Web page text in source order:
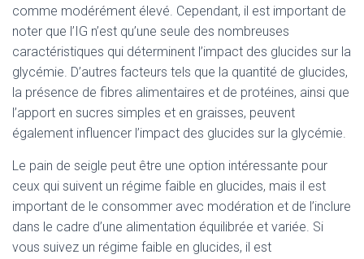
comme modérément élevé. Cependant, il est important de
noter que l’IG n’est qu’une seule des nombreuses
caractéristiques qui déterminent l’impact des glucides sur la
glycémie. D’autres facteurs tels que la quantité de glucides,
la présence de fibres alimentaires et de protéines, ainsi que
l’apport en sucres simples et en graisses, peuvent
également influencer l’impact des glucides sur la glycémie.
Le pain de seigle peut être une option intéressante pour
ceux qui suivent un régime faible en glucides, mais il est
important de le consommer avec modération et de l’inclure
dans le cadre d’une alimentation équilibrée et variée. Si
vous suivez un régime faible en glucides, il est